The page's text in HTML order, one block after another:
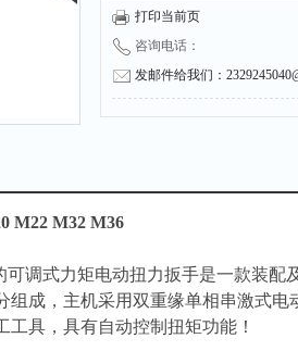
能，有需要的用户可以我们！
打印当前页
咨询电话：
发邮件给我们：
M22 M32 M36
可调式力矩电动扭力扳手是一款装配
组成，主机采用双重缘单相串激式电
具，具有自动控制扭矩功能！